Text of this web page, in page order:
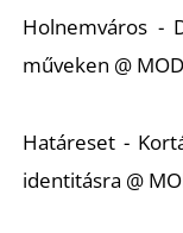
Holnemváros -
műveken @
Határeset -
identitásra @